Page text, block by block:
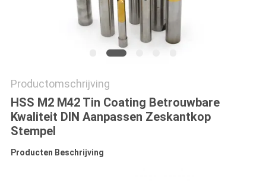
Productomschrijving
HSS M2 M42 Tin Coating Betrouwbare
Kwaliteit DIN Aanpassen Zeskantkop
Stempel
Producten Beschrijving